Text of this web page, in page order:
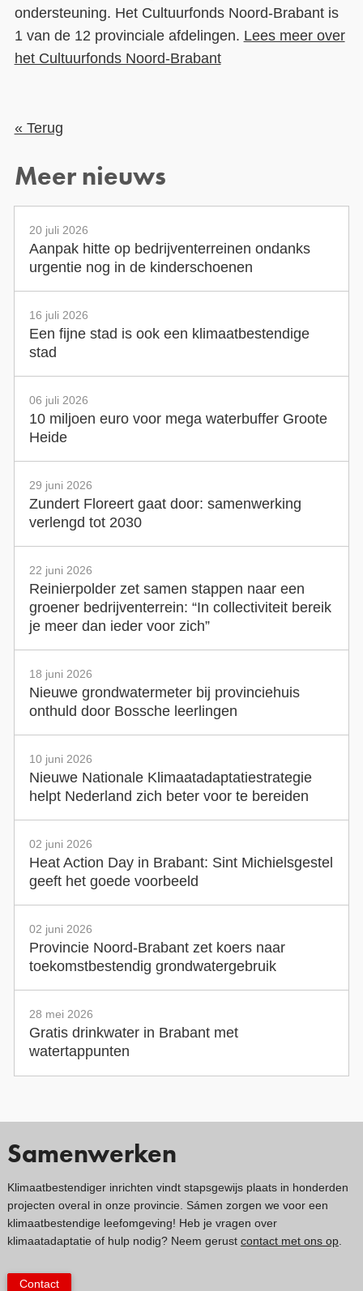
ondersteuning. Het Cultuurfonds Noord-Brabant is
1 van de 12 provinciale afdelingen. Lees meer over
het Cultuurfonds Noord-Brabant
« Terug
Meer nieuws
20 juli 2026
Aanpak hitte op bedrijventerreinen ondanks
urgentie nog in de kinderschoenen
16 juli 2026
Een fijne stad is ook een klimaatbestendige
stad
06 juli 2026
10 miljoen euro voor mega waterbuffer Groote
Heide
29 juni 2026
Zundert Floreert gaat door: samenwerking
verlengd tot 2030
22 juni 2026
Reinierpolder zet samen stappen naar een
groener bedrijventerrein: “In collectiviteit bereik
je meer dan ieder voor zich”
18 juni 2026
Nieuwe grondwatermeter bij provinciehuis
onthuld door Bossche leerlingen
10 juni 2026
Nieuwe Nationale Klimaatadaptatiestrategie
helpt Nederland zich beter voor te bereiden
02 juni 2026
Heat Action Day in Brabant: Sint Michielsgestel
geeft het goede voorbeeld
02 juni 2026
Provincie Noord-Brabant zet koers naar
toekomstbestendig grondwatergebruik
28 mei 2026
Gratis drinkwater in Brabant met
watertappunten
Samenwerken
Klimaatbestendiger inrichten vindt stapsgewijs plaats in honderden
projecten overal in onze provincie. Sámen zorgen we voor een
klimaatbestendige leefomgeving! Heb je vragen over
klimaatadaptatie of hulp nodig? Neem gerust contact met ons op.
Contact